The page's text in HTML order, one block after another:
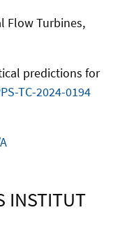
Flow Turbines,
predictions for
TC-2024-0194
INSTITUT